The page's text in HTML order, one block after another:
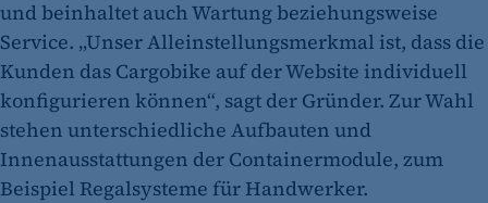
und beinhaltet auch Wartung beziehungsweise
Service. „Unser Alleinstellungsmerkmal ist, dass die
Kunden das Cargobike auf der Website individuell
konfigurieren können“, sagt der Gründer. Zur Wahl
stehen unterschiedliche Aufbauten und
Innenausstattungen der Containermodule, zum
Beispiel Regalsysteme für Handwerker.